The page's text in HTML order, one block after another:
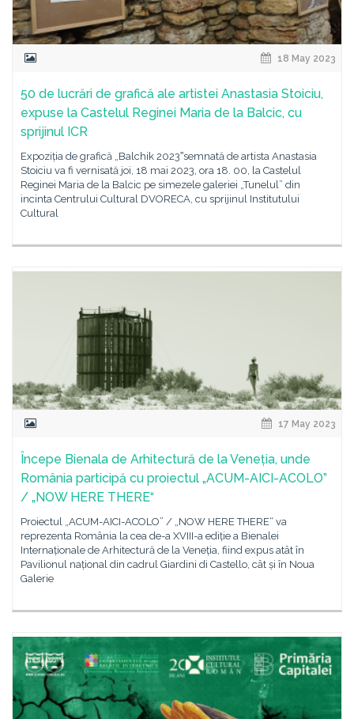
18 May 2023
50 de lucrări de grafică ale artistei Anastasia Stoiciu,
expuse la Castelul Reginei Maria de la Balcic, cu
sprijinul ICR
Expoziția de grafică „Balchik 2023ˮsemnată de artista Anastasia
Stoiciu va fi vernisată joi, 18 mai 2023, ora 18. 00, la Castelul
Reginei Maria de la Balcic pe simezele galeriei „Tunelul” din
incinta Centrului Cultural DVORECA, cu sprijinul Institutului
Cultural
17 May 2023
Începe Bienala de Arhitectură de la Veneția, unde
România participă cu proiectul „ACUM-AICI-ACOLO”
/ „NOW HERE THERE“
Proiectul „ACUM-AICI-ACOLO” / „NOW HERE THERE“ va
reprezenta România la cea de-a XVIII-a ediție a Bienalei
Internaționale de Arhitectură de la Veneția, fiind expus atât în
Pavilionul național din cadrul Giardini di Castello, cât și în Noua
Galerie